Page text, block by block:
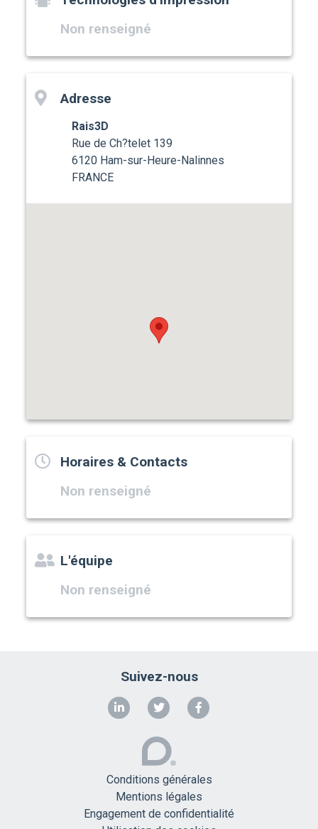
Non renseigné
Adresse
Rais3D
Rue de Ch?telet 139
6120 Ham-sur-Heure-Nalinnes
FRANCE
Horaires & Contacts
Non renseigné
L'équipe
Non renseigné
Suivez-nous
Conditions générales
Mentions légales
Engagement de confidentialité